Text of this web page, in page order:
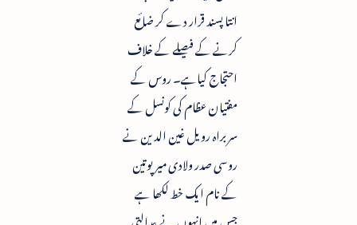
انتا پسند قرار دے کر ضائع
کرنے کے فیصلے کے خلاف
احتجاج کیاہے۔ روس کے
مفتیان عظام کی کونسل کے
سربراہ رویل غین الدین نے
روسی صدر ولادی میرپوتین
کے نام ایک خط لکھا ہے